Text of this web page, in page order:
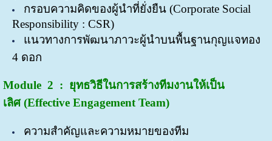
กรอบความคิดของผู้นำที่ยั่งยืน (Corporate Social
Responsibility : CSR)
แนวทางการพัฒนาภาวะผู้นำบนพื้นฐานกุญแจทอง
4 ดอก
Module 2 : ยุทธวิธีในการสร้างทีมงานให้เป็น
เลิศ(Effective Engagement Team)
ความสำคัญและความหมายของทีม